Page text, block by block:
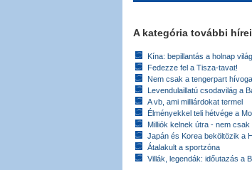
A kategória további
Kína: bepillantás a holnap
Fedezze fel a Tisza-tavat!
Nem csak a tengerpart
Levendulaillatú csodavilág a
A vb, ami milliárdokat termel
Élményekkel teli hétvége a
Milliók kelnek útra - nem
Japán és Korea beköltözik a
Átalakult a sportzóna
Villák, legendák: időutazás a